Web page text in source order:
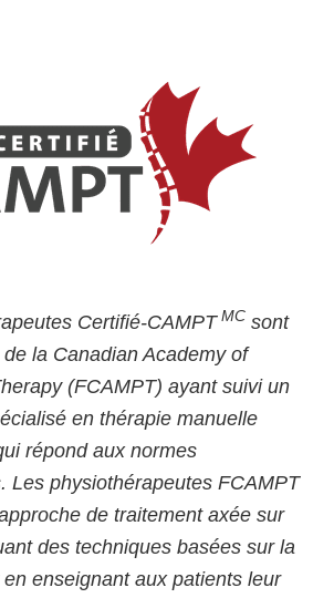
Certifié-CAMPTMC sont
la Canadian Academy of
(FCAMPT) ayant suivi un
en thérapie manuelle
répond aux normes
Les physiothérapeutes FCAMPT
de traitement axée sur
des techniques basées sur la
enseignant aux patients leur